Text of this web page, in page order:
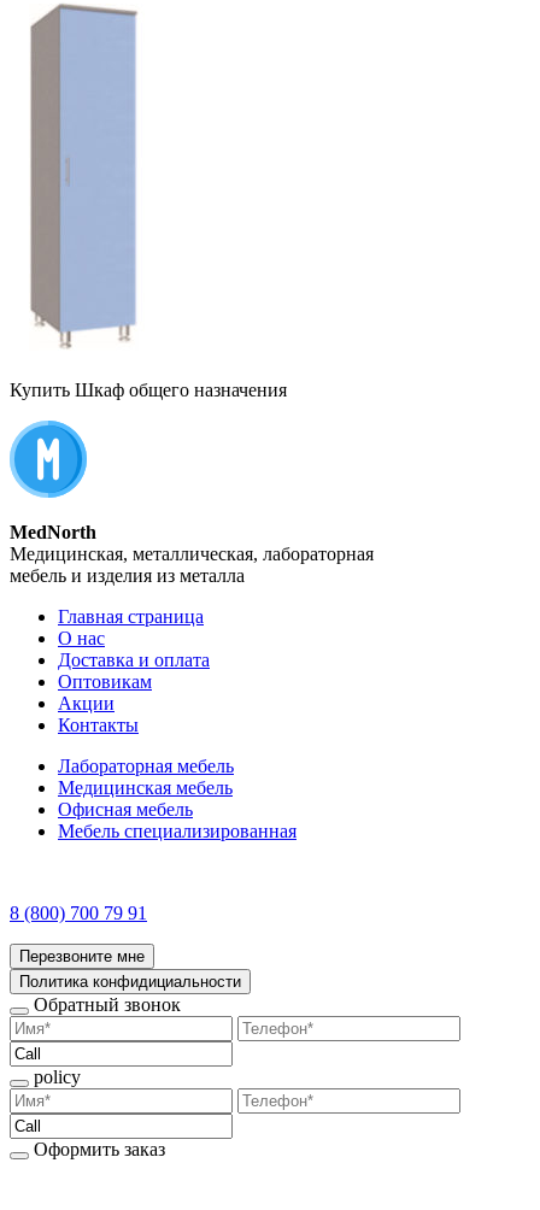
Купить Шкаф общего назначения
MedNorth
Медицинская, металлическая, лабораторная
мебель и изделия из металла
Главная страница
О нас
Доставка и оплата
Оптовикам
Акции
Контакты
Лабораторная мебель
Медицинская мебель
Офисная мебель
Мебель специализированная
8 (800) 700 79 91
Перезвоните мне
Политика конфидициальности
Обратный звонок
policy
Оформить заказ